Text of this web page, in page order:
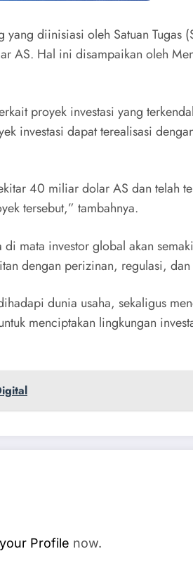
diinisiasi oleh Satuan Tugas
Hal ini disampaikan oleh
proyek investasi yang
investasi dapat terealisasi
40 miliar dolar AS dan telah
tersebut,” tambahnya.
mata investor global akan
dengan perizinan, regulasi,
dunia usaha, sekaligus
menciptakan lingkungan
Profile now.